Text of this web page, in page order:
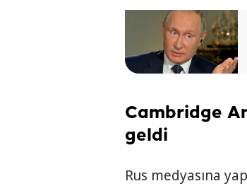
Cambridge
geldi
Rus medyasına